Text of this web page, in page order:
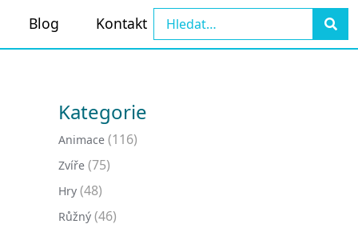
Blog Kontakt
Kategorie
Animace (116)
Zvíře (75)
Hry (48)
Růžný (46)